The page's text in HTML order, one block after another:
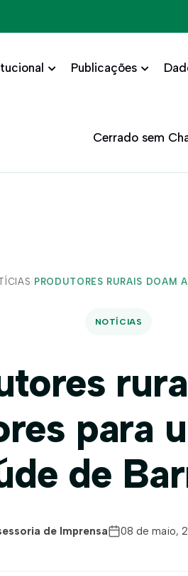
Publicações
Cerrado sem
/ PRODUTORES RURAIS DOAM
NOTÍCIAS
para
de
de Imprensa 08 de maio,